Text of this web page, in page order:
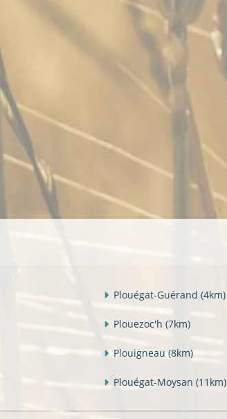
Plouégat-Guérand (4km)
Plouezoc'h (7km)
Plouigneau (8km)
Plouégat-Moysan (11km)